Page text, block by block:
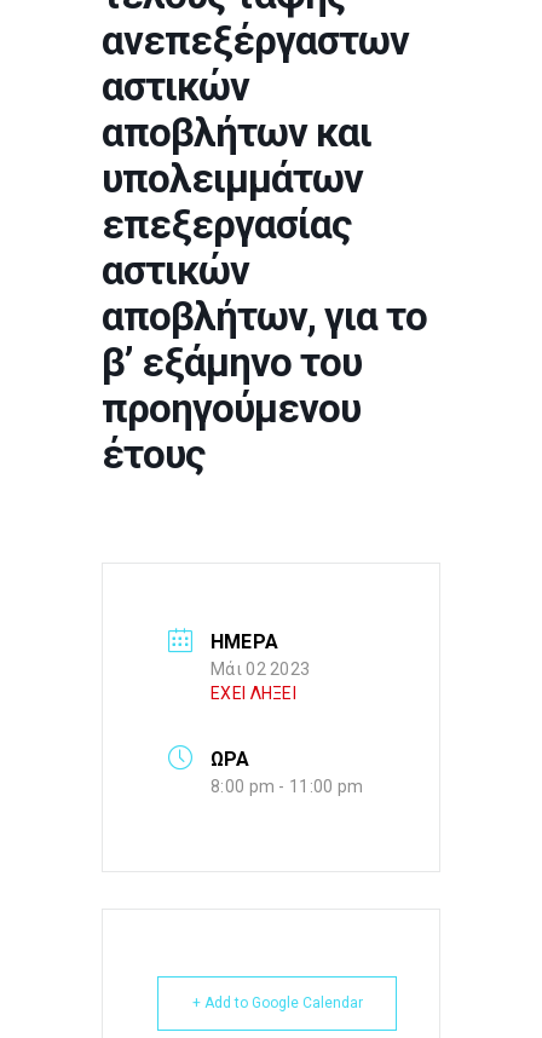
ανεπεξέργαστων
αστικών
αποβλήτων και
υπολειμμάτων
επεξεργασίας
αστικών
αποβλήτων, για το
β’ εξάμηνο του
προηγούμενου
έτους
ΗΜΕΡΑ
Μάι 02 2023
ΕΧΕΙ ΛΗΞΕΙ
ΩΡΑ
8:00 pm - 11:00 pm
+ Add to Google Calendar